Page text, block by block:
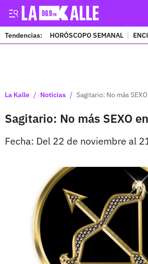
Tendencias: HORÓSCOPO SEMANAL
La Kalle / Noticias / Sagitario: No más
Sagitario: No más SEXO
Fecha: Del 22 de noviembre al